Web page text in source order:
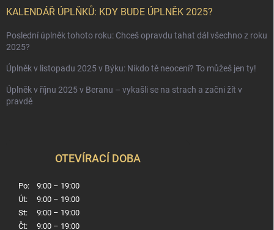
KALENDÁŘ ÚPLŇKŮ: KDY BUDE ÚPLNĚK 2025?
Poslední úplněk tohoto roku: Chceš opravdu tahat dál všechno z roku
2025?
Úplněk v listopadu 2025 v Býku: Nikdo tě neocení? To můžeš jen ty!
Úplněk v říjnu 2025 v Beranu – vykašli se na strach a začni žít v
pravdě
OTEVÍRACÍ DOBA
Po:
9:00 – 19:00
Út:
9:00 – 19:00
St:
9:00 – 19:00
Čt:
9:00 – 19:00